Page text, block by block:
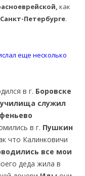
как
Санкт-Петербурге.
еще несколько
в г. Боровске
училища служил
в г. Пушкин
что Калинковичи
все мои
деда жила в